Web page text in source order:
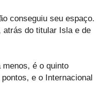
conseguiu seu espaço.
atrás do titular Isla e de
é o quinto
e o Internacional